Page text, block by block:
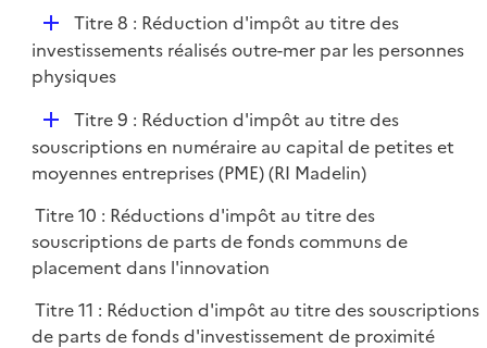
e
r
D
é
p
e
r
Titre 8 : Réduction d'impôt au titre des
investissements réalisés outre-mer par les personnes
physiques
D
é
p
i
e
r
Titre 9 : Réduction d'impôt au titre des
souscriptions en numéraire au capital de petites et
moyennes entreprises (PME) (RI Madelin)
Titre 10 : Réductions d'impôt au titre des
souscriptions de parts de fonds communs de
placement dans l'innovation
Titre 11 : Réduction d'impôt au titre des souscriptions
de parts de fonds d'investissement de proximité